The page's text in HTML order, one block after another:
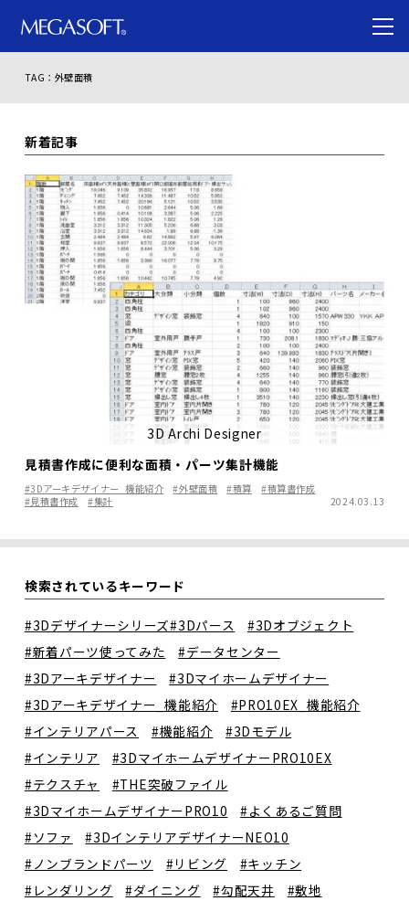
TAG：外壁面積
新着記事
3D Archi Designer
見積書作成に便利な面積・パーツ集計機能
#3Dアーキデザイナー_機能紹介 #外壁面積 #積算
#積算書作成
#見積書作成
#集計 2024.03.13
検索されているキーワード
#3Dデザイナーシリーズ#3Dパース
#3Dオブジェクト
#新着パーツ使ってみた
#データセンター
#3Dアーキデザイナー
#3Dマイホームデザイナー
#3Dアーキデザイナー_機能紹介
#PRO10EX_機能紹介
#インテリアパース
#機能紹介
#3Dモデル
#インテリア
#3DマイホームデザイナーPRO10EX
#テクスチャ
#THE突破ファイル
#3DマイホームデザイナーPRO10
#よくあるご質問
#ソファ
#3DインテリアデザイナーNEO10
#ノンブランドパーツ
#リビング
#キッチン
#レンダリング
#ダイニング #勾配天井
#敷地